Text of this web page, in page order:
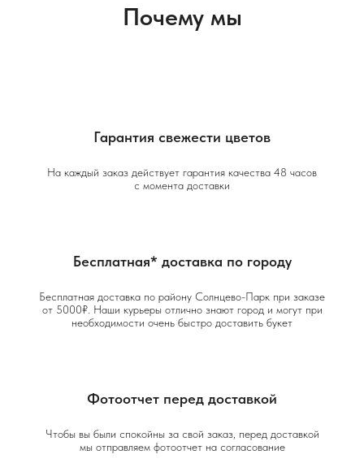
Почему мы
Гарантия свежести цветов
На каждый заказ действует гарантия качества 48 часов
с момента доставки
Бесплатная* доставка по городу
Бесплатная доставка по району Солнцево-Парк при заказе
от 5000₽. Наши курьеры отлично знают город и могут при
необходимости очень быстро доставить букет
Фотоотчет перед доставкой
Чтобы вы были спокойны за свой заказ, перед доставкой
мы отправляем фотоотчет на согласование